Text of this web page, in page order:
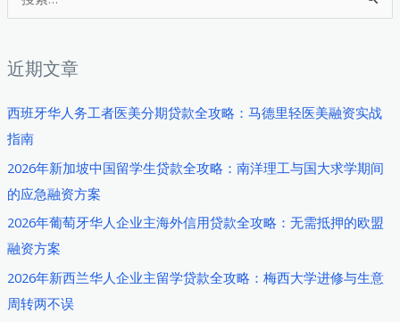
索
近期文章
西班牙华人务工者医美分期贷款全攻略：马德里轻医美融资实战
指南
2026年新加坡中国留学生贷款全攻略：南洋理工与国大求学期间
的应急融资方案
2026年葡萄牙华人企业主海外信用贷款全攻略：无需抵押的欧盟
融资方案
2026年新西兰华人企业主留学贷款全攻略：梅西大学进修与生意
周转两不误
房
产
抵
押
款
全
攻
略：
2026
年